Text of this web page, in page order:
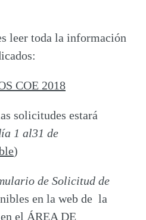
leer toda la información
COE 2018
solicitudes estará
1 al31 de
)
de Solicitud de
en la web de la
el ÁREA DE